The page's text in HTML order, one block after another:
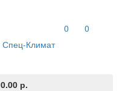
0
0
0.00 р.